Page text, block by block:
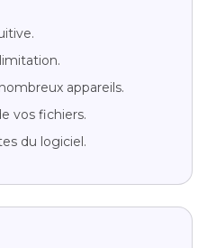
appareils.
vos fichiers.
du logiciel.